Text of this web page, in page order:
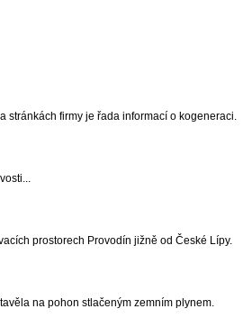
stránkách firmy je řada informací o kogeneraci.
prostorech Provodín jižně od České Lípy.
na pohon stlačeným zemním plynem.